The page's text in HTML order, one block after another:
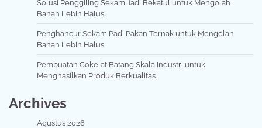
Solusi Penggiling Sekam Jadi Bekatul untuk Mengolah
Bahan Lebih Halus
Penghancur Sekam Padi Pakan Ternak untuk Mengolah
Bahan Lebih Halus
Pembuatan Cokelat Batang Skala Industri untuk
Menghasilkan Produk Berkualitas
Archives
Agustus 2026